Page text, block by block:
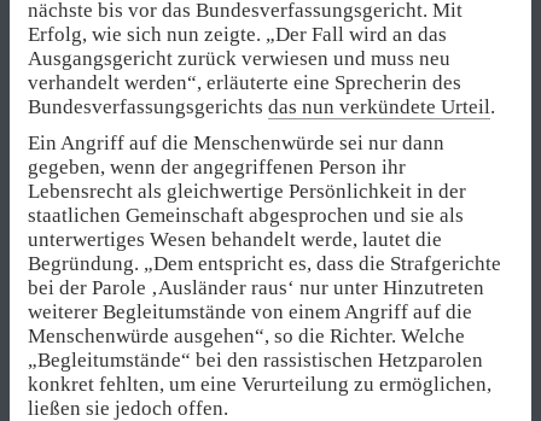
nächste bis vor das Bundesverfassungsgericht. Mit
Erfolg, wie sich nun zeigte. „Der Fall wird an das
Ausgangsgericht zurück verwiesen und muss neu
verhandelt werden“, erläuterte eine Sprecherin des
Bundesverfassungsgerichts das nun verkündete Urteil.
Ein Angriff auf die Menschenwürde sei nur dann
gegeben, wenn der angegriffenen Person ihr
Lebensrecht als gleichwertige Persönlichkeit in der
staatlichen Gemeinschaft abgesprochen und sie als
unterwertiges Wesen behandelt werde, lautet die
Begründung. „Dem entspricht es, dass die Strafgerichte
bei der Parole ‚Ausländer raus‘ nur unter Hinzutreten
weiterer Begleitumstände von einem Angriff auf die
Menschenwürde ausgehen“, so die Richter. Welche
„Begleitumstände“ bei den rassistischen Hetzparolen
konkret fehlten, um eine Verurteilung zu ermöglichen,
ließen sie jedoch offen.